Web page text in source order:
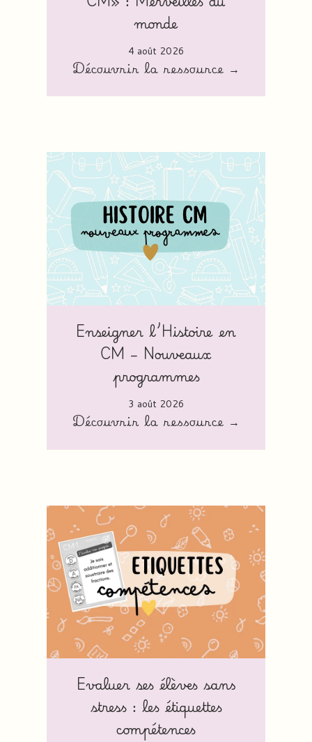
monde
4 août 2026
Découvrir la ressource →
Enseigner l’Histoire en
CM – Nouveaux
programmes
3 août 2026
Découvrir la ressource →
Evaluer ses élèves sans
stress : les étiquettes
compétences